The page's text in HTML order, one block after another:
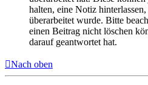
halten, eine Notiz
überarbeitet wurde. Bitte
einen Beitrag nicht löschen
darauf geantwortet hat.
Nach oben